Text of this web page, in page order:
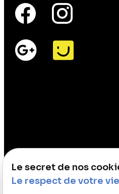
Le secret de nos
Le respect de votre